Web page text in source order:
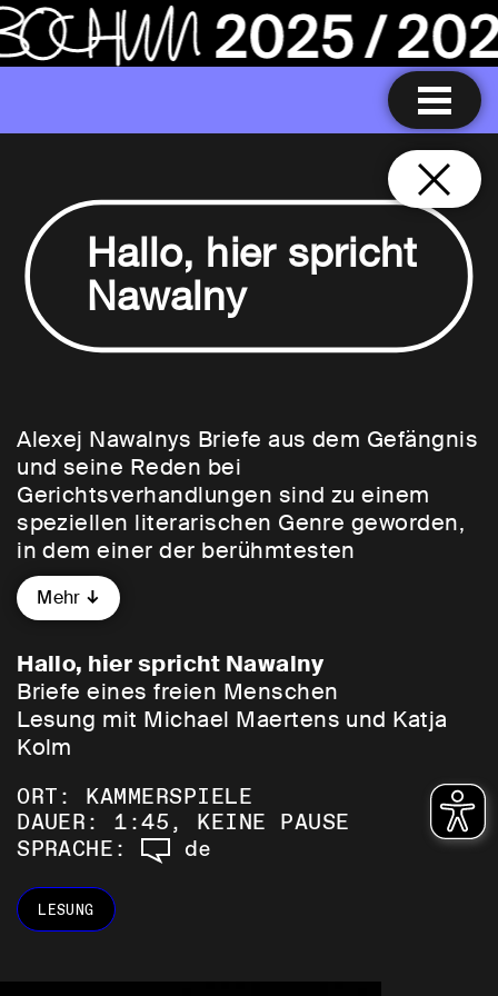
Hallo, hier spricht
Nawalny
Alexej Nawalnys Briefe aus dem Gefängnis
und seine Reden bei
Gerichtsverhandlungen sind zu einem
speziellen literarischen Genre geworden,
in dem einer der berühmtesten
politischen Gefangenen als nüchterner
Analytiker, als leidenschaftlicher Prophet,
liebender Ehemann auftritt. Er seziert die
russische Regierung, beschreibt die
Bedingungen in russischen Gefängnissen,
unternimmt Ausflüge in die russische
Erfahrungen. Sein briefliches Vermächtnis
erzählt die Geschichte des russischen
Widerstands und wie man unter
unmenschlichen Bedingungen
Menschlichkeit bewahrt.
Mehr
Hallo, hier spricht Nawalny
Briefe eines freien Menschen
Lesung mit Michael Maertens und Katja
Kolm
ORT: KAMMERSPIELE
DAUER: 1:45, KEINE PAUSE
SPRACHE:
de
LESUNG